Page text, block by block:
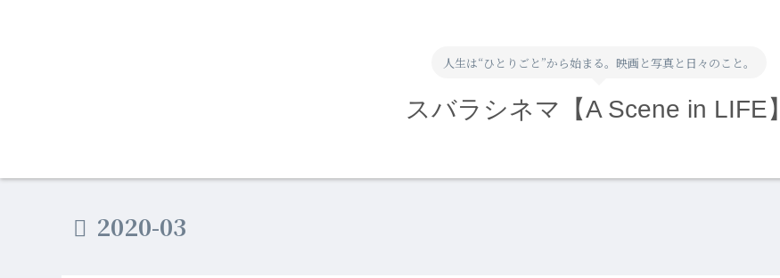
人生は“ひとりごと”から始まる。映画と写真と日々のこと。
スバラシネマ【A Scene in LIFE】
2020-03